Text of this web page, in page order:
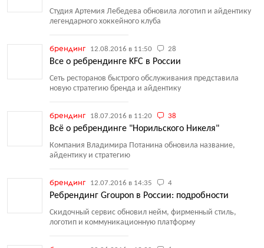
Студия Артемия Лебедева обновила логотип и айдентику
легендарного хоккейного клуба
брендинг 12.08.2016 в 11:50 28
Все о ребрендинге KFC в России
Сеть ресторанов быстрого обслуживания представила
новую стратегию бренда и айдентику
брендинг 18.07.2016 в 11:20 38
Всё о ребрендинге "Норильского Никеля"
Компания Владимира Потанина обновила название,
айдентику и стратегию
брендинг 12.07.2016 в 14:35 4
Ребрендинг Groupon в России: подробности
Скидочный сервис обновил нейм, фирменный стиль,
логотип и коммуникационную платформу